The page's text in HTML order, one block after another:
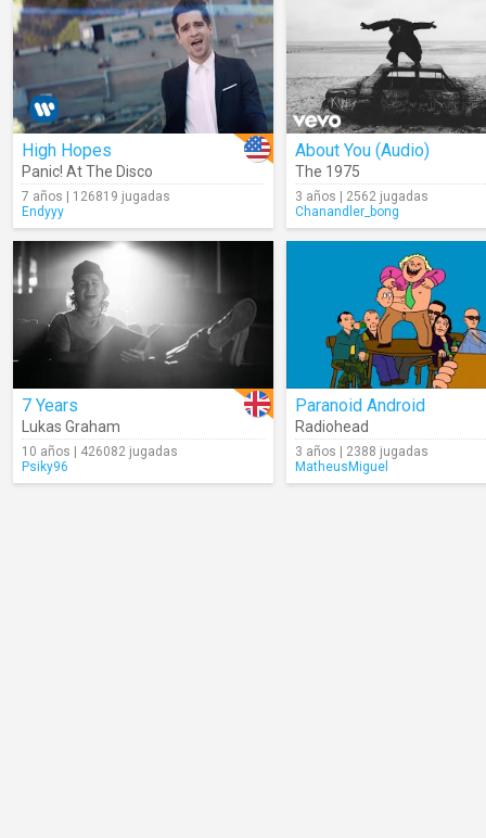
High Hopes
Panic! At The Disco
7 años | 126819 jugadas
Endyyy
About You (Audio)
The 1975
3 años | 2562 jugadas
Chanandler_bong
7 Years
Lukas Graham
10 años | 426082 jugadas
Psiky96
Paranoid Android
Radiohead
3 años | 2388 jugadas
MatheusMiguel